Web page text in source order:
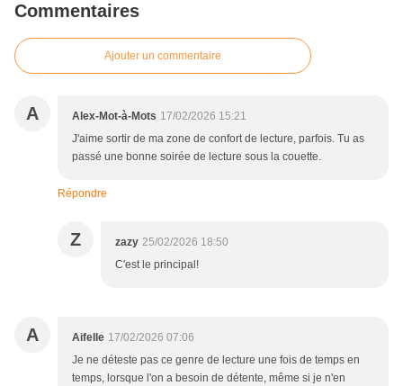
Commentaires
Ajouter un commentaire
A Alex-Mot-à-Mots 17/02/2026 15:21
J'aime sortir de ma zone de confort de lecture, parfois. Tu as
passé une bonne soirée de lecture sous la couette.
Répondre
Z zazy 25/02/2026 18:50
C'est le principal!
A Aifelle 17/02/2026 07:06
Je ne déteste pas ce genre de lecture une fois de temps en
temps, lorsque l'on a besoin de détente, même si je n'en